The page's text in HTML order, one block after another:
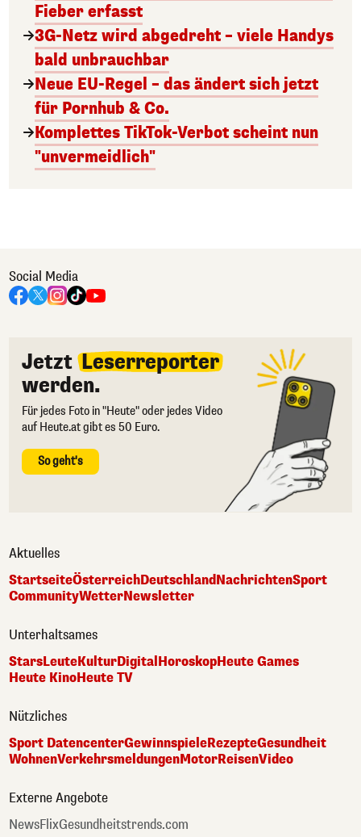
Fieber erfasst
3G-Netz wird abgedreht – viele Handys
bald unbrauchbar
Neue EU-Regel – das ändert sich jetzt
für Pornhub & Co.
Komplettes TikTok-Verbot scheint nun
"unvermeidlich"
Social Media
Jetzt Leserreporter
werden.
Für jedes Foto in "Heute" oder jedes Video
auf Heute.at gibt es 50 Euro.
So geht's
Aktuelles
StartseiteÖsterreichDeutschlandNachrichtenSport
CommunityWetterNewsletter
Unterhaltsames
StarsLeuteKulturDigitalHoroskopHeute Games
Heute KinoHeute TV
Nützliches
Sport DatencenterGewinnspieleRezepteGesundheit
WohnenVerkehrsmeldungenMotorReisenVideo
Externe Angebote
NewsFlixGesundheitstrends.com